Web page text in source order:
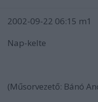
2002-09-22 06:15 m1
Nap-kelte
(Műsorvezető: Bánó